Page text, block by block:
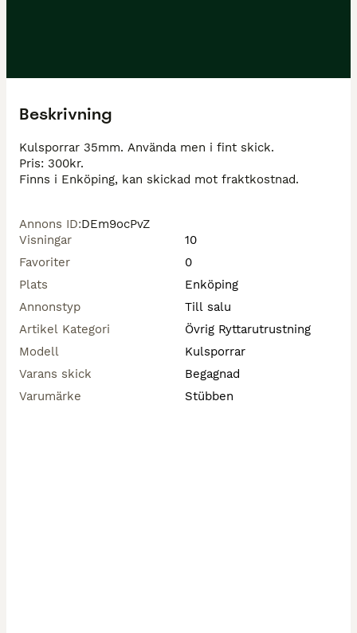
Beskrivning
Kulsporrar 35mm. Använda men i fint skick.
Pris: 300kr.
Annons ID:DEm9ocPvZ
Visningar
10
Favoriter
0
Plats
Enköping
Annonstyp
Till salu
Artikel Kategori
Övrig Ryttarutrustning
Modell
Kulsporrar
Varans skick
Begagnad
Varumärke
Stübben